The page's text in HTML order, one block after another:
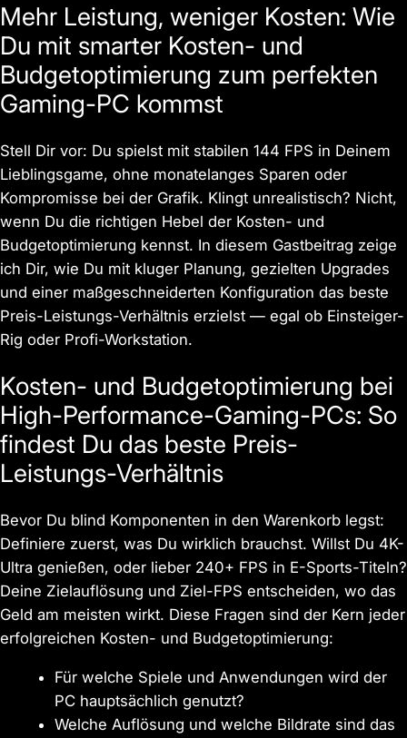
Mehr Leistung, weniger Kosten: Wie
Du mit smarter Kosten- und
Budgetoptimierung zum perfekten
Gaming-PC kommst
Stell Dir vor: Du spielst mit stabilen 144 FPS in Deinem
Lieblingsgame, ohne monatelanges Sparen oder
Kompromisse bei der Grafik. Klingt unrealistisch? Nicht,
wenn Du die richtigen Hebel der Kosten- und
Budgetoptimierung kennst. In diesem Gastbeitrag zeige
ich Dir, wie Du mit kluger Planung, gezielten Upgrades
und einer maßgeschneiderten Konfiguration das beste
Preis-Leistungs-Verhältnis erzielst — egal ob Einsteiger-
Rig oder Profi-Workstation.
Kosten- und Budgetoptimierung bei
High-Performance-Gaming-PCs: So
findest Du das beste Preis-
Leistungs-Verhältnis
Bevor Du blind Komponenten in den Warenkorb legst:
Definiere zuerst, was Du wirklich brauchst. Willst Du 4K-
Ultra genießen, oder lieber 240+ FPS in E-Sports-Titeln?
Deine Zielauflösung und Ziel-FPS entscheiden, wo das
Geld am meisten wirkt. Diese Fragen sind der Kern jeder
erfolgreichen Kosten- und Budgetoptimierung:
Für welche Spiele und Anwendungen wird der
PC hauptsächlich genutzt?
Welche Auflösung und welche Bildrate sind das